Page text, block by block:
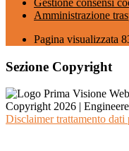
Gestione consensi
Amministrazione
Pagina visualizzata
Sezione Copyright
Copyright 2026 |
Disclaimer trattamento dati